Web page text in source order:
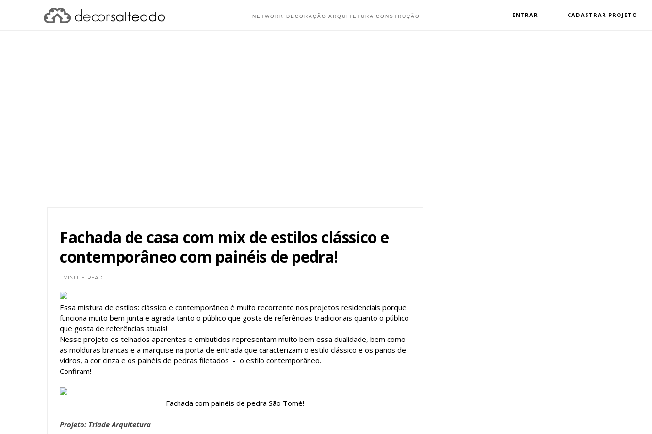
NETWORK DECORAÇÃO ARQUITETURA CONSTRUÇÃO ENTRAR CADASTRAR PROJETO
Fachada de casa com mix de estilos clássico e
contemporâneo com painéis de pedra!
1 MINUTE READ
Essa mistura de estilos: clássico e contemporâneo é muito recorrente nos projetos residenciais porque
funciona muito bem junta e agrada tanto o público que gosta de referências tradicionais quanto o público
que gosta de referências atuais!
Nesse projeto os telhados aparentes e embutidos representam muito bem essa dualidade, bem como
as molduras brancas e a marquise na porta de entrada que caracterizam o estilo clássico e os panos de
vidros, a cor cinza e os painéis de pedras filetados - o estilo contemporâneo.
Confiram!
Fachada com painéis de pedra São Tomé!
Projeto: Tríade Arquitetura